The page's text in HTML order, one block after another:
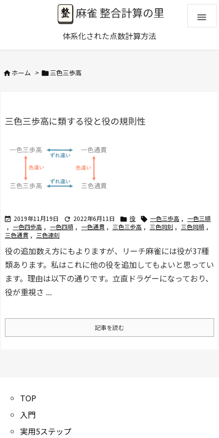
麻雀 整合計算の里
体系化された点数計算方法

ホーム > 三色三歩高
三色三歩高に類する役と役の規則性
 2019年11月19日  2022年6月11日  役  一色三歩高 , 一色三順
, 一色四歩高 , 一色四順 , 一色通貫 , 三色三歩高 , 三色同刻 , 三色同順 ,
三色通貫 , 三色連刻
役の追加数え方にもよりますが、リーチ麻雀には役が37種
類あります。 私はこれに他の役を追加してもよいと思ってい
ます。理由は以下の通りです。 立直ドラゲーになっており、
役が重視さ ...
記事を読む
TOP
入門
実用5ステップ